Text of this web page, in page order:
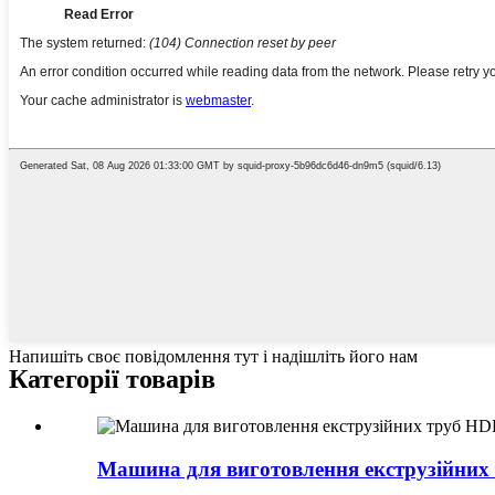
Напишіть своє повідомлення тут і надішліть його нам
Категорії товарів
Машина для виготовлення